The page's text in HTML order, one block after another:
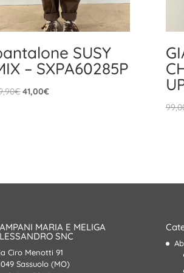
SUSY
– SXPA60285P
€Il
41,00€Il
MARIA E MELIGA
SNC
Ciro Menotti 91
Sassuolo (MO)